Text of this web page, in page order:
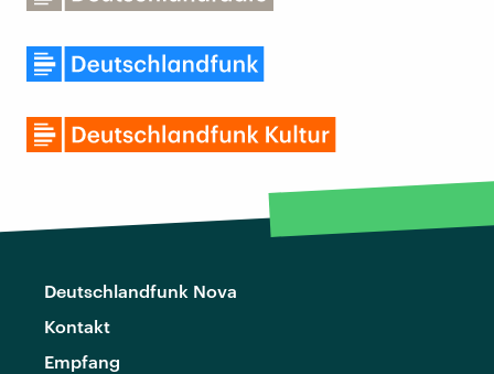
Deutschlandfunk Nova
Kontakt
Empfang